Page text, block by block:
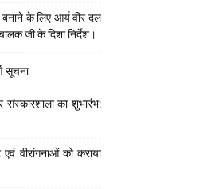
के लिए आर्य वीर दल
जी के दिशा निर्देश।
सूचना
संस्कारशाला का शुभारंभ:
एवं वीरांगनाओं को कराया